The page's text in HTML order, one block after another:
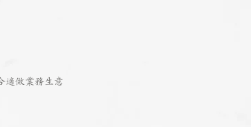
適做業務生意